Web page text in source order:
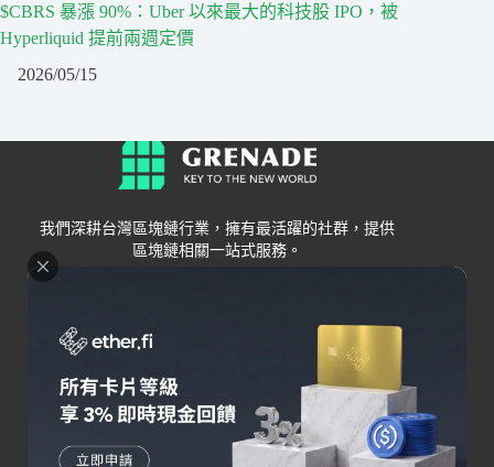
$CBRS 暴漲 90%：Uber 以來最大的科技股 IPO，被
Hyperliquid 提前兩週定價
2026/05/15
我們深耕台灣區塊鏈行業，擁有最活躍的社群，提供
區塊鏈相關一站式服務。
Grenade
關於我們
聯絡我們
錢包
交易所
Bybit
OKX
HOYA BIT